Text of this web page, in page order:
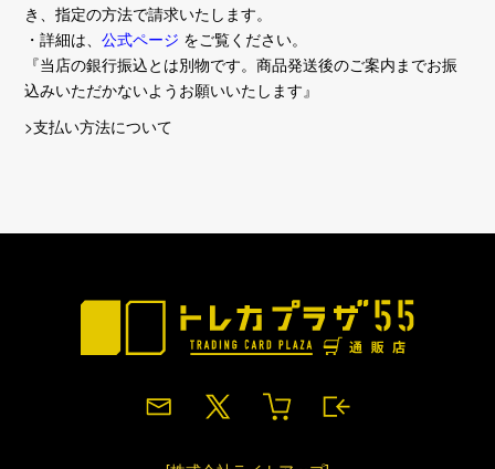
き、指定の方法で請求いたします。
・詳細は、公式ページ をご覧ください。
『当店の銀行振込とは別物です。商品発送後のご案内までお振
込みいただかないようお願いいたします』
>支払い方法について